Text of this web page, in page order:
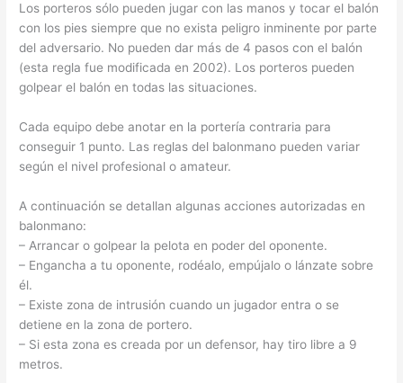
Los porteros sólo pueden jugar con las manos y tocar el balón
con los pies siempre que no exista peligro inminente por parte
del adversario. No pueden dar más de 4 pasos con el balón
(esta regla fue modificada en 2002). Los porteros pueden
golpear el balón en todas las situaciones.
Cada equipo debe anotar en la portería contraria para
conseguir 1 punto. Las reglas del balonmano pueden variar
según el nivel profesional o amateur.
A continuación se detallan algunas acciones autorizadas en
balonmano:
– Arrancar o golpear la pelota en poder del oponente.
– Engancha a tu oponente, rodéalo, empújalo o lánzate sobre
él.
– Existe zona de intrusión cuando un jugador entra o se
detiene en la zona de portero.
– Si esta zona es creada por un defensor, hay tiro libre a 9
metros.